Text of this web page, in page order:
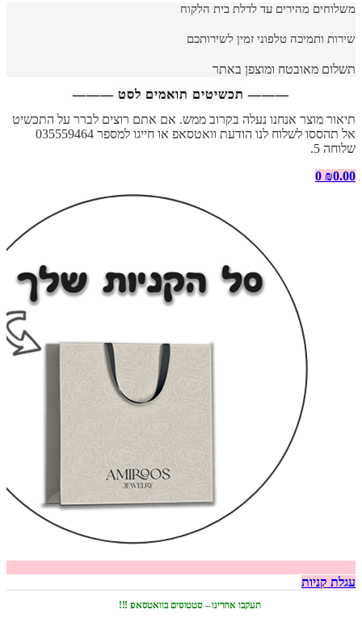
משלוחים מהירים עד לדלת בית הלקוח
שירות ותמיכה טלפוני זמין לשירותכם
תשלום מאובטח ומוצפן באתר
——— תכשיטים תואמים לסט ———
תיאור מוצר אנחנו נעלה בקרוב ממש. אם אתם רוצים לברר על התכשיט
אל תהססו לשלוח לנו הודעת וואטסאפ או חייגו למספר 035559464
שלוחה 5.
₪0.00
0
עגלת קניות
תעקבו אחרינו – סטטוסים בוואטסאפ !!!